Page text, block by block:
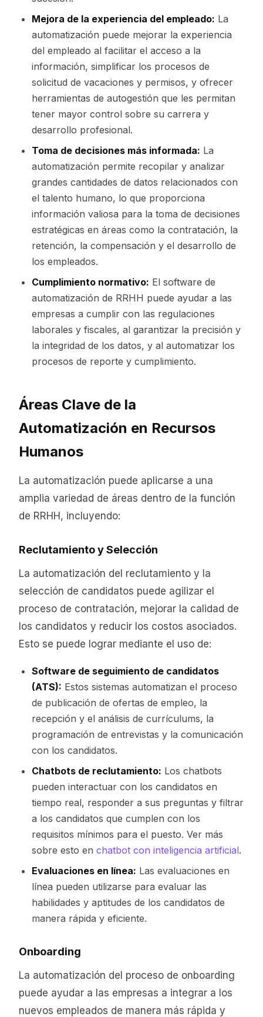
Mejora de la experiencia del empleado: La
automatización puede mejorar la experiencia
del empleado al facilitar el acceso a la
información, simplificar los procesos de
solicitud de vacaciones y permisos, y ofrecer
herramientas de autogestión que les permitan
tener mayor control sobre su carrera y
desarrollo profesional.
Toma de decisiones más informada: La
automatización permite recopilar y analizar
grandes cantidades de datos relacionados con
el talento humano, lo que proporciona
información valiosa para la toma de decisiones
estratégicas en áreas como la contratación, la
retención, la compensación y el desarrollo de
los empleados.
Cumplimiento normativo: El software de
automatización de RRHH puede ayudar a las
empresas a cumplir con las regulaciones
laborales y fiscales, al garantizar la precisión y
la integridad de los datos, y al automatizar los
procesos de reporte y cumplimiento.
Áreas Clave de la
Automatización en Recursos
Humanos
La automatización puede aplicarse a una
amplia variedad de áreas dentro de la función
de RRHH, incluyendo:
Reclutamiento y Selección
La automatización del reclutamiento y la
selección de candidatos puede agilizar el
proceso de contratación, mejorar la calidad de
los candidatos y reducir los costos asociados.
Esto se puede lograr mediante el uso de:
Software de seguimiento de candidatos
(ATS): Estos sistemas automatizan el proceso
de publicación de ofertas de empleo, la
recepción y el análisis de currículums, la
programación de entrevistas y la comunicación
con los candidatos.
Chatbots de reclutamiento: Los chatbots
pueden interactuar con los candidatos en
tiempo real, responder a sus preguntas y filtrar
a los candidatos que cumplen con los
requisitos mínimos para el puesto. Ver más
sobre esto en chatbot con inteligencia artificial.
Evaluaciones en línea: Las evaluaciones en
línea pueden utilizarse para evaluar las
habilidades y aptitudes de los candidatos de
manera rápida y eficiente.
Onboarding
La automatización del proceso de onboarding
puede ayudar a las empresas a integrar a los
nuevos empleados de manera más rápida y